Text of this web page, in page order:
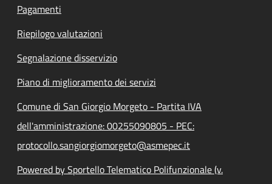
Pagamenti
Riepilogo valutazioni
Segnalazione disservizio
Piano di miglioramento dei servizi
Comune di San Giorgio Morgeto - Partita IVA
dell'amministrazione: 00255090805 - PEC:
protocollo.sangiorgiomorgeto@asmepec.it
Powered by Sportello Telematico Polifunzionale (v.